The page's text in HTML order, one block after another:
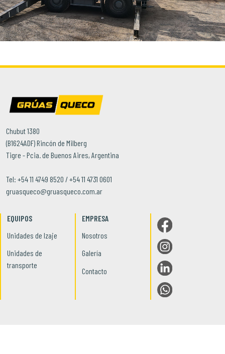
Chubut 1380
(B1624ADF) Rincón de Milberg
Tigre - Pcia. de Buenos Aires, Argentina
Tel: +54 11 4749 8520 / +54 11 4731 0601
gruasqueco@gruasqueco.com.ar
EQUIPOS
Unidades de Izaje
Unidades de
transporte
EMPRESA
Nosotros
Galería
Contacto